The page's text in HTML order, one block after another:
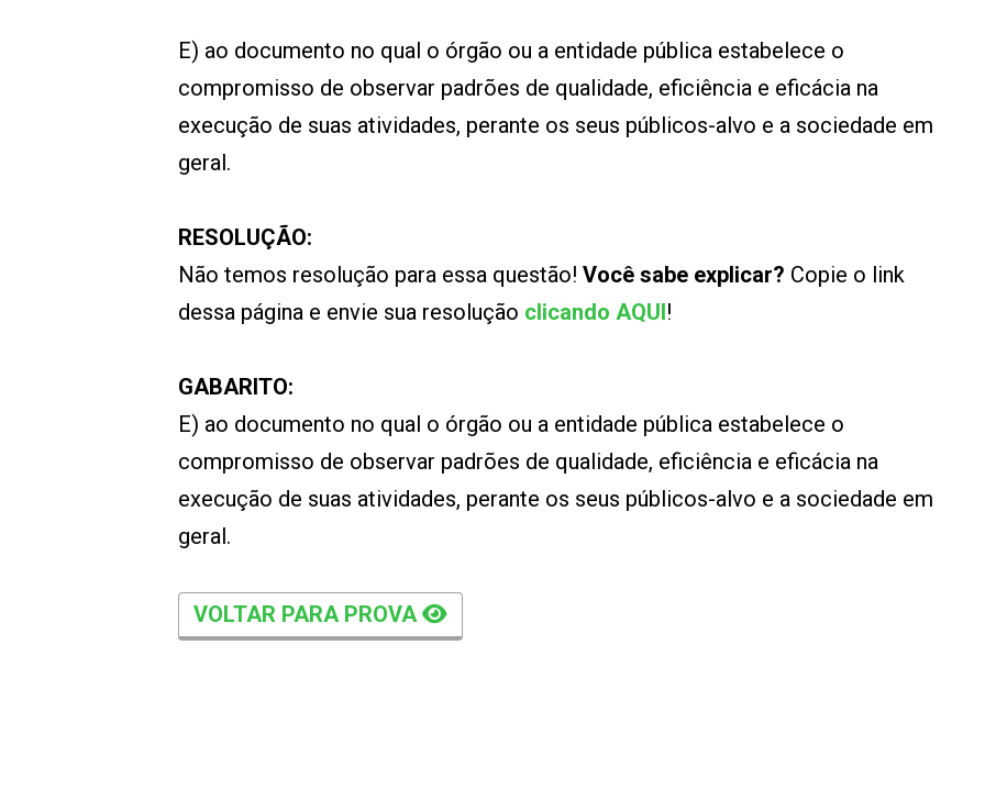
E) ao documento no qual o órgão ou a entidade pública estabelece o
compromisso de observar padrões de qualidade, eficiência e eficácia na
execução de suas atividades, perante os seus públicos-alvo e a sociedade em
geral.
RESOLUÇÃO:
Não temos resolução para essa questão! Você sabe explicar? Copie o link
dessa página e envie sua resolução clicando AQUI!
GABARITO:
E) ao documento no qual o órgão ou a entidade pública estabelece o
compromisso de observar padrões de qualidade, eficiência e eficácia na
execução de suas atividades, perante os seus públicos-alvo e a sociedade em
geral.
VOLTAR PARA PROVA